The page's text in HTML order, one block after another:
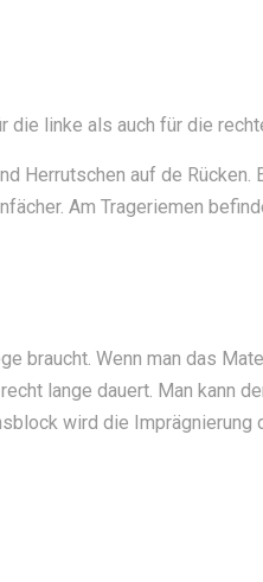
linke als auch für die
Herrutschen auf de
Am Trageriemen
braucht. Wenn man das
lange dauert. Man kann
wird die Imprägnierung